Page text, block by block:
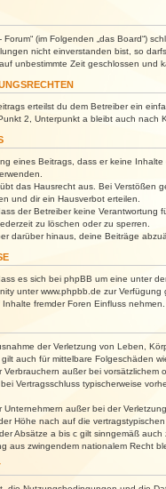
Forum“ (im Folgenden „das Board“)
nicht einverstanden bist, so
unbestimmte Zeit geschlossen
erteilst du dem Betreiber ein
2, Unterpunkt a bleibt auch nach
eines Beitrags, dass er keine
das Hausrecht aus. Bei Verstößen
und dir ein Hausverbot erteilen.
der Betreiber keine
zu löschen oder zu sperren.
darüber hinaus, deine Beiträge
es sich bei phpBB um eine unter der
unter www.phpbb.de zur
fremder Foren Einfluss nehmen.
der Verletzung von Leben,
auch für mittelbare Folgeschäden
außer bei
Vertragsschluss typischerweise
außer bei der
Höhe nach auf die
Absätze a bis c gilt sinngemäß
aus zwingendem nationalem Recht